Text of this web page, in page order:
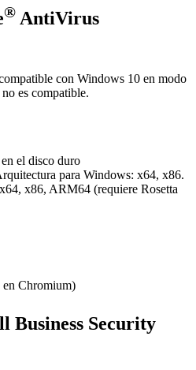
® AntiVirus
con Windows 10 en modo
es compatible.
el disco duro
para Windows: x64, x86.
x86, ARM64 (requiere Rosetta
en Chromium)
Business Security